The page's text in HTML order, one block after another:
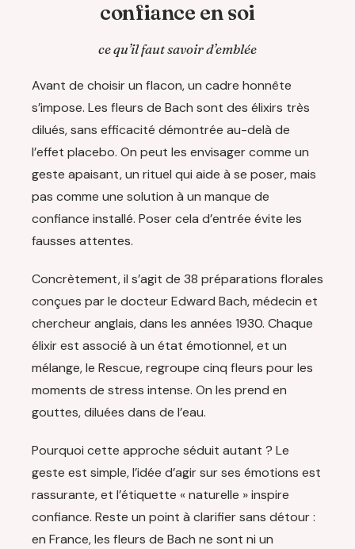
confiance en soi
ce qu’il faut savoir d’emblée
Avant de choisir un flacon, un cadre honnête
s’impose. Les fleurs de Bach sont des élixirs très
dilués, sans efficacité démontrée au-delà de
l’effet placebo. On peut les envisager comme un
geste apaisant, un rituel qui aide à se poser, mais
pas comme une solution à un manque de
confiance installé. Poser cela d’entrée évite les
fausses attentes.
Concrètement, il s’agit de 38 préparations florales
conçues par le docteur Edward Bach, médecin et
chercheur anglais, dans les années 1930. Chaque
élixir est associé à un état émotionnel, et un
mélange, le Rescue, regroupe cinq fleurs pour les
moments de stress intense. On les prend en
gouttes, diluées dans de l’eau.
Pourquoi cette approche séduit autant ? Le
geste est simple, l’idée d’agir sur ses émotions est
rassurante, et l’étiquette « naturelle » inspire
confiance. Reste un point à clarifier sans détour :
en France, les fleurs de Bach ne sont ni un